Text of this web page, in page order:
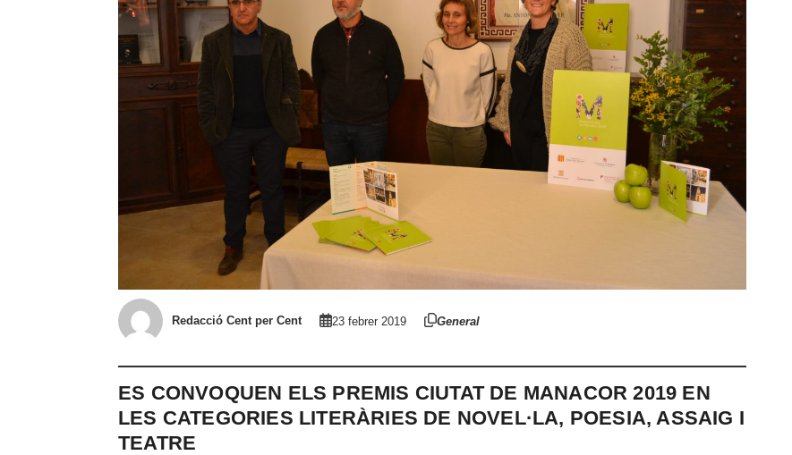
Redacció Cent per Cent 23 febrer 2019 General
ES CONVOQUEN ELS PREMIS CIUTAT DE MANACOR 2019 EN
LES CATEGORIES LITERÀRIES DE NOVEL·LA, POESIA, ASSAIG I
TEATRE